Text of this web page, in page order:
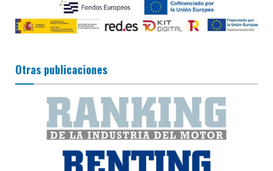
Otras publicaciones